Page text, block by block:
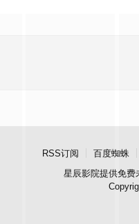
RSS订阅 百度蜘蛛
星辰影院提供免费